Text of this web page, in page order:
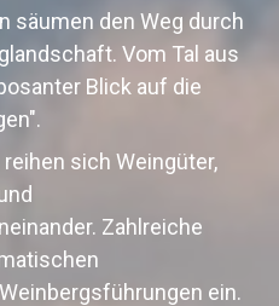
säumen den Weg durch
Vom Tal aus
Blick auf die
sich Weingüter,
Zahlreiche
ein.